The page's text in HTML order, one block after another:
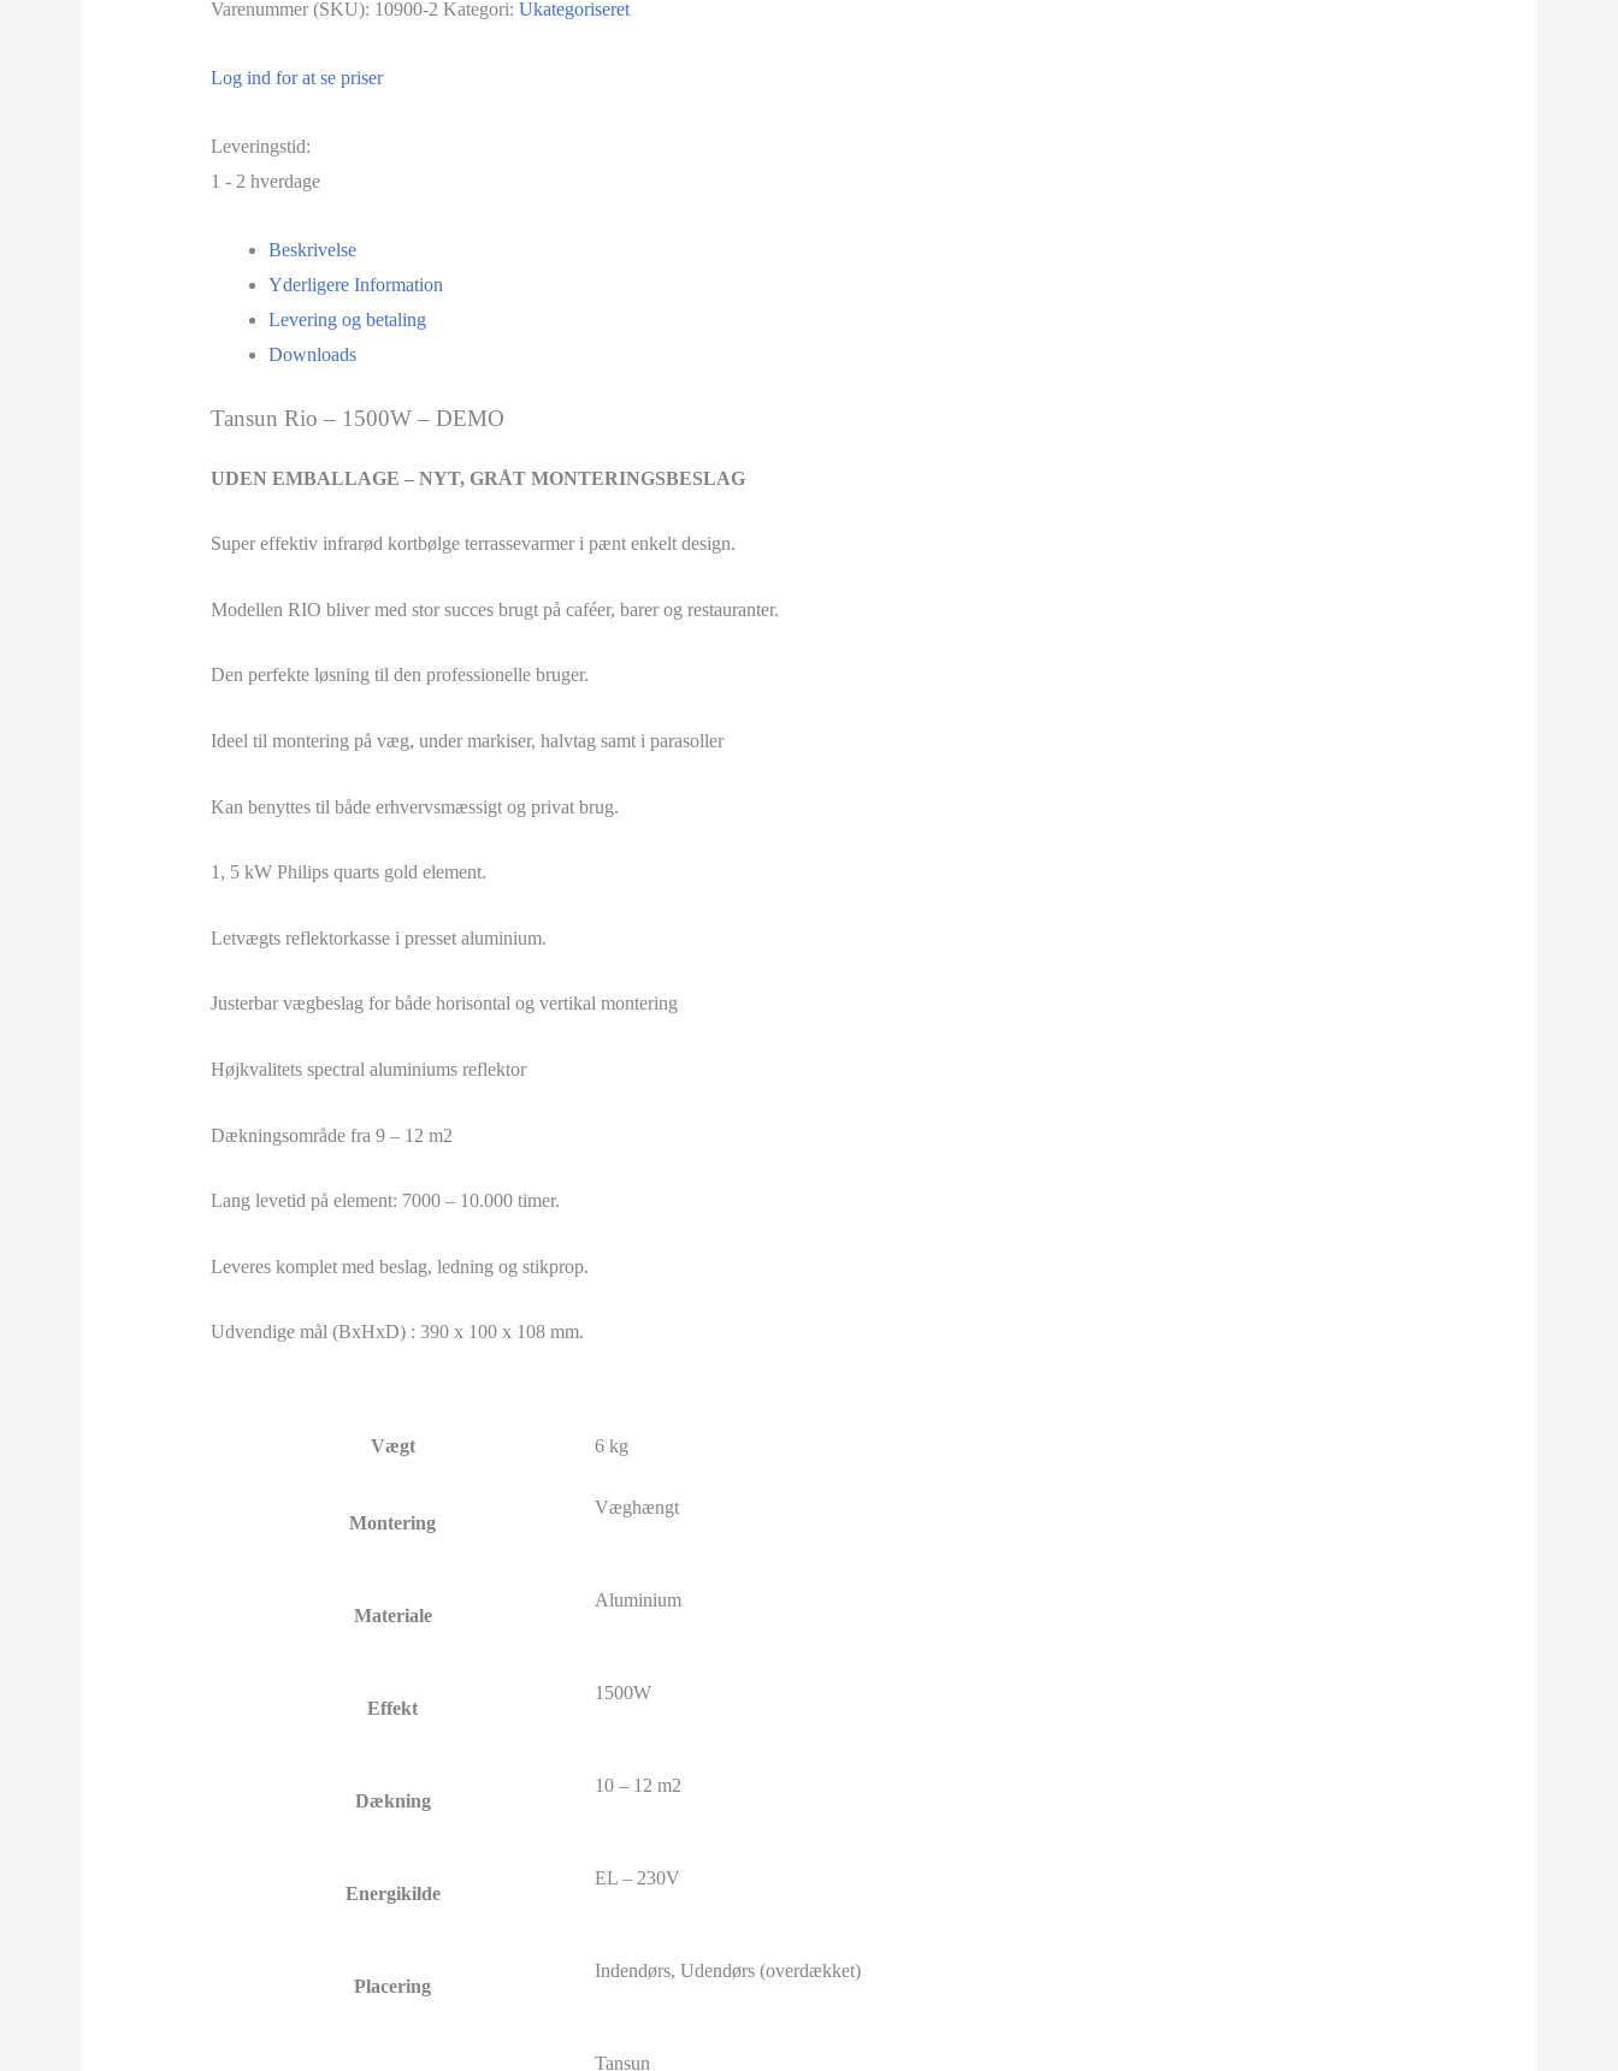
Varenummer (SKU): 10900-2 Kategori: Ukategoriseret
Log ind for at se priser
Leveringstid:
1 - 2 hverdage
Beskrivelse
Yderligere Information
Levering og betaling
Downloads
Tansun Rio – 1500W – DEMO
UDEN EMBALLAGE – NYT, GRÅT MONTERINGSBESLAG
Super effektiv infrarød kortbølge terrassevarmer i pænt enkelt design.
Modellen RIO bliver med stor succes brugt på caféer, barer og restauranter.
Den perfekte løsning til den professionelle bruger.
Ideel til montering på væg, under markiser, halvtag samt i parasoller
Kan benyttes til både erhvervsmæssigt og privat brug.
1, 5 kW Philips quarts gold element.
Letvægts reflektorkasse i presset aluminium.
Justerbar vægbeslag for både horisontal og vertikal montering
Højkvalitets spectral aluminiums reflektor
Dækningsområde fra 9 – 12 m2
Lang levetid på element: 7000 – 10.000 timer.
Leveres komplet med beslag, ledning og stikprop.
Udvendige mål (BxHxD) : 390 x 100 x 108 mm.
Vægt 6 kg
Montering
Væghængt
Materiale
Aluminium
Effekt
1500W
Dækning
10 – 12 m2
Energikilde
EL – 230V
Placering
Indendørs, Udendørs (overdækket)
Tansun